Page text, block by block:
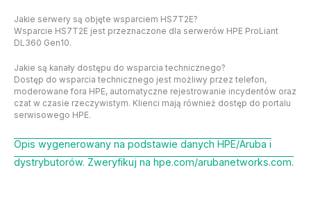
Jakie serwery są objęte wsparciem HS7T2E?
Wsparcie HS7T2E jest przeznaczone dla serwerów HPE ProLiant
DL360 Gen10.
Jakie są kanały dostępu do wsparcia technicznego?
Dostęp do wsparcia technicznego jest możliwy przez telefon,
moderowane fora HPE, automatyczne rejestrowanie incydentów oraz
czat w czasie rzeczywistym. Klienci mają również dostęp do portalu
serwisowego HPE.
Opis wygenerowany na podstawie danych HPE/Aruba i
dystrybutorów. Zweryfikuj na hpe.com/arubanetworks.com.